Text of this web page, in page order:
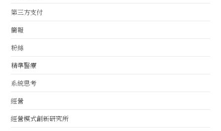
第三方支付
簡報
粉絲
精準醫療
系統思考
經營
經營模式創新研究所